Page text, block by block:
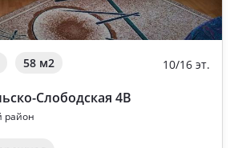
58 м2 10/16 эт.
Слободская 4В
район